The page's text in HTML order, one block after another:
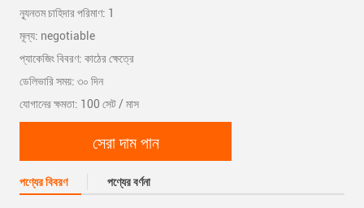
ন্যূনতম চাহিদার পরিমাণ: 1
মূল্য: negotiable
প্যাকেজিং বিবরণ: কাঠের ক্ষেত্রে
ডেলিভারি সময়: ৩০ দিন
যোগানের ক্ষমতা: 100 সেট / মাস
সেরা দাম পান
পণ্যের বিবরণ পণ্যের বর্ণনা